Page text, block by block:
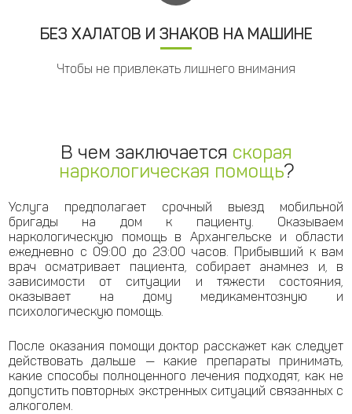
БЕЗ ХАЛАТОВ И ЗНАКОВ НА МАШИНЕ
Чтобы не привлекать лишнего внимания
В чем заключается скорая
наркологическая помощь?
Услуга предполагает срочный выезд мобильной
бригады на дом к пациенту. Оказываем
наркологическую помощь в Архангельске и области
ежедневно с 09:00 до 23:00 часов. Прибывший к вам
врач осматривает пациента, собирает анамнез и, в
зависимости от ситуации и тяжести состояния,
оказывает на дому медикаментозную и
психологическую помощь.
После оказания помощи доктор расскажет как следует
действовать дальше — какие препараты принимать,
какие способы полноценного лечения подходят, как не
допустить повторных экстренных ситуаций связанных с
алкоголем.